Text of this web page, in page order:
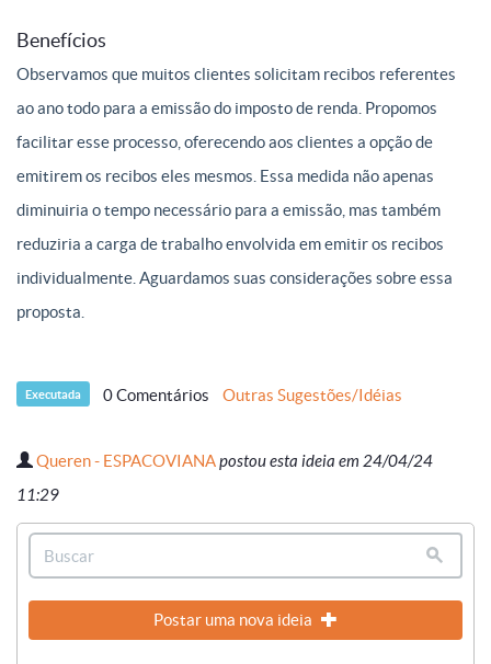
Benefícios
Observamos que muitos clientes solicitam recibos referentes
ao ano todo para a emissão do imposto de renda. Propomos
facilitar esse processo, oferecendo aos clientes a opção de
emitirem os recibos eles mesmos. Essa medida não apenas
diminuiria o tempo necessário para a emissão, mas também
reduziria a carga de trabalho envolvida em emitir os recibos
individualmente. Aguardamos suas considerações sobre essa
proposta.
Executada 0 Comentários Outras Sugestões/Idéias
Queren - ESPACOVIANApostou esta ideia em 24/04/24
11:29
Postar uma nova ideia